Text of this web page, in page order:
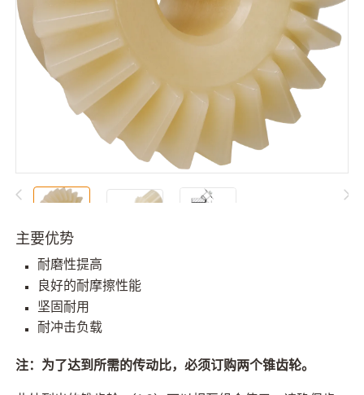
主要优势
耐磨性提高
良好的耐摩擦性能
坚固耐用
耐冲击负载
注：为了达到所需的传动比，必须订购两个锥齿轮。